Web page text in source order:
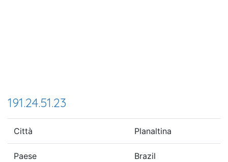
191.24.51.23
Città Planaltina
Paese Brazil